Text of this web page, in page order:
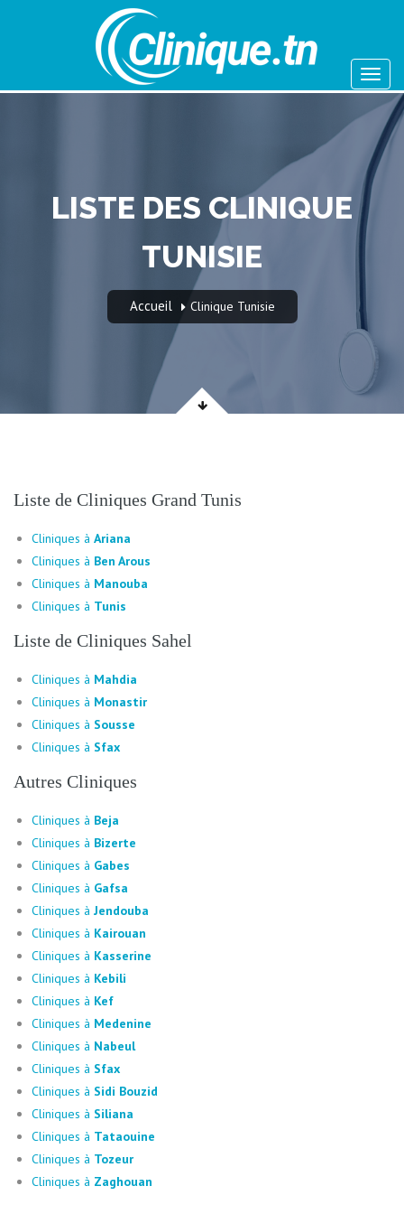
LISTE DES CLINIQUE
TUNISIE
Accueil Clinique Tunisie
Liste de Cliniques Grand Tunis
Cliniques à Ariana
Cliniques à Ben Arous
Cliniques à Manouba
Cliniques à Tunis
Liste de Cliniques Sahel
Cliniques à Mahdia
Cliniques à Monastir
Cliniques à Sousse
Cliniques à Sfax
Autres Cliniques
Cliniques à Beja
Cliniques à Bizerte
Cliniques à Gabes
Cliniques à Gafsa
Cliniques à Jendouba
Cliniques à Kairouan
Cliniques à Kasserine
Cliniques à Kebili
Cliniques à Kef
Cliniques à Medenine
Cliniques à Nabeul
Cliniques à Sfax
Cliniques à Sidi Bouzid
Cliniques à Siliana
Cliniques à Tataouine
Cliniques à Tozeur
Cliniques à Zaghouan